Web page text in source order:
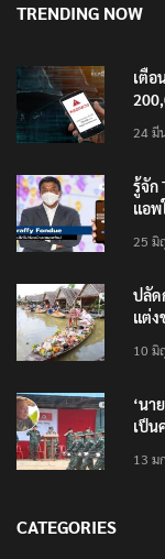
TRENDING NOW
เตือ
24 มี
รู้จัก
แอพ
25 มิ
ปลัด
แต่ง
10 มิ
‘นา
เป็น
13 ม
CATEGORIES